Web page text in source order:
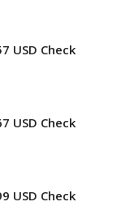
USD Check
USD Check
USD Check